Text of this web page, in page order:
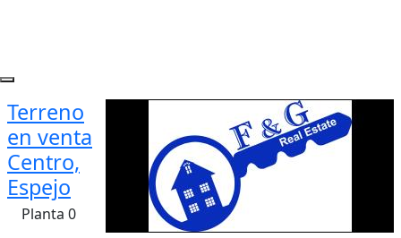
Terreno
en venta
Centro,
Espejo
Planta 0